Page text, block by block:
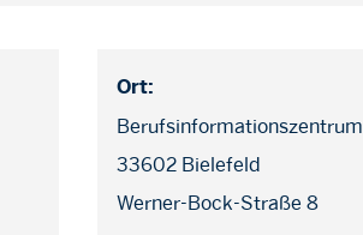
Ort:
Berufsinformationszentrum
33602 Bielefeld
Werner-Bock-Straße 8